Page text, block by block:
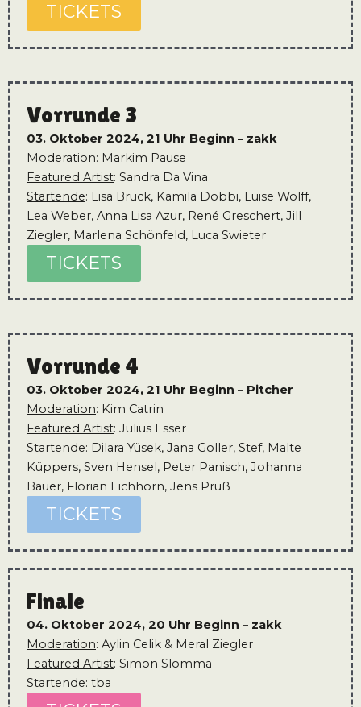
TICKETS
Vorrunde 3
03. Oktober 2024, 21 Uhr Beginn – zakk
Moderation: Markim Pause
Featured Artist: Sandra Da Vina
Startende: Lisa Brück, Kamila Dobbi, Luise Wolff,
Lea Weber, Anna Lisa Azur, René Greschert, Jill
Ziegler, Marlena Schönfeld, Luca Swieter
TICKETS
Vorrunde 4
03. Oktober 2024, 21 Uhr Beginn – Pitcher
Moderation: Kim Catrin
Featured Artist: Julius Esser
Startende: Dilara Yüsek, Jana Goller, Stef, Malte
Küppers, Sven Hensel, Peter Panisch, Johanna
Bauer, Florian Eichhorn, Jens Pruß
TICKETS
Finale
04. Oktober 2024, 20 Uhr Beginn – zakk
Moderation: Aylin Celik & Meral Ziegler
Featured Artist: Simon Slomma
Startende: tba